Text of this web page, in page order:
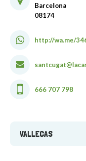
Barcelona
08174
http://wa.me/
666 707 798
VALLECAS